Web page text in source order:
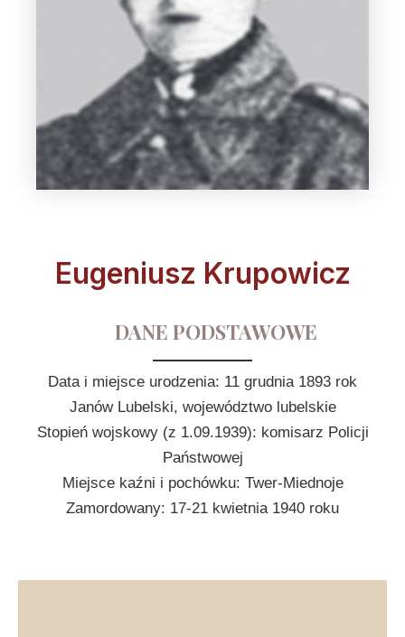
Eugeniusz Krupowicz
DANE PODSTAWOWE
Data i miejsce urodzenia: 11 grudnia 1893 rok
Janów Lubelski, województwo lubelskie
Stopień wojskowy (z 1.09.1939): komisarz Policji
Państwowej
Miejsce kaźni i pochówku: Twer-Miednoje
Zamordowany: 17-21 kwietnia 1940 roku